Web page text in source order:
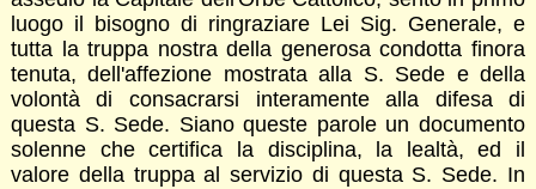
luogo il bisogno di ringraziare Lei Sig. Generale, e
tutta la truppa nostra della generosa condotta finora
tenuta, dell'affezione mostrata alla S. Sede e della
volontà di consacrarsi interamente alla difesa di
questa S. Sede. Siano queste parole un documento
solenne che certifica la disciplina, la lealtà, ed il
valore della truppa al servizio di questa S. Sede. In